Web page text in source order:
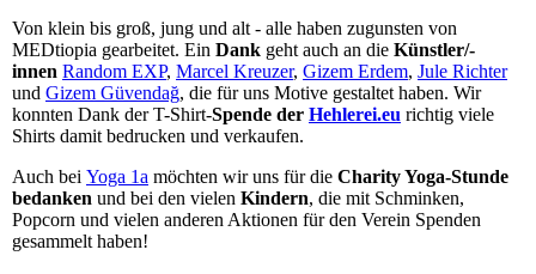
Von klein bis groß, jung und alt - alle haben zugunsten von
MEDtiopia gearbeitet. Ein Dank geht auch an die Künstler/-
innen Random EXP, Marcel Kreuzer, Gizem Erdem, Jule Richter
und Gizem Güvendağ, die für uns Motive gestaltet haben. Wir
konnten Dank der T-Shirt-Spende der Hehlerei.eu richtig viele
Shirts damit bedrucken und verkaufen.
Auch bei Yoga 1a möchten wir uns für die Charity Yoga-Stunde
bedanken und bei den vielen Kindern, die mit Schminken,
Popcorn und vielen anderen Aktionen für den Verein Spenden
gesammelt haben!